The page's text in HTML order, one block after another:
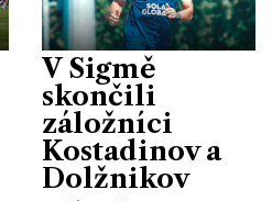
V Sigmě
skončili
záložníci
Kostadinov a
Dolžnikov